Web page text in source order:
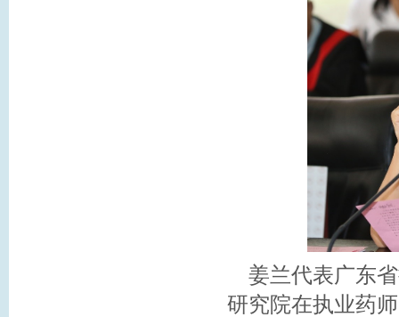
姜兰代表广东省
研究院在执业药